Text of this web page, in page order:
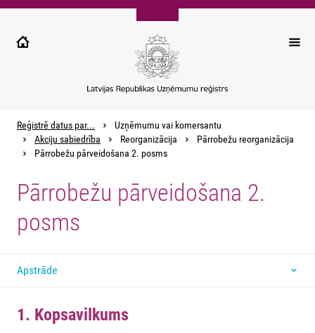
Pārlekt
galveno
Reģistrē datus par...
Uzņēmumu vai komersantu
Akciju sabiedrība
Reorganizācija
Pārrobežu reorganizācija
Pārrobežu pārveidošana 2. posms
Pārrobežu pārveidošana 2.
posms
Apstrāde
1. Kopsavilkums